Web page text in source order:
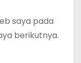
saya pada
berikutnya.